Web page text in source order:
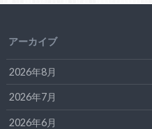
アーカイブ
2026年8月
2026年7月
2026年6月